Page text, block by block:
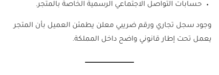
حسابات التواصل الاجتماعي الرسمية الخاصة بالمتجر.
وجود سجل تجاري ورقم ضريبي معلن يطمئن العميل بأن المتجر
يعمل تحت إطار قانوني واضح داخل المملكة.